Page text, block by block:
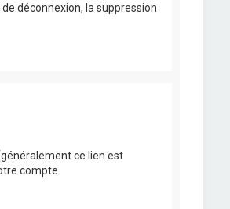
déconnexion, la suppression
ce lien est
compte.